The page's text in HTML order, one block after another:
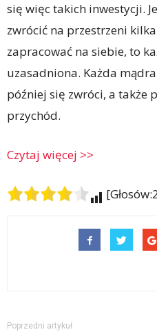
się więc takich inwestycji.
zwrócić na przestrzeni
zapracować na siebie, to
uzasadniona. Każda
później się zwróci, a także
przychód.
Czytaj więcej >>
Poprzedni artykuł